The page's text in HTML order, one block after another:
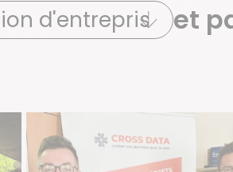
et